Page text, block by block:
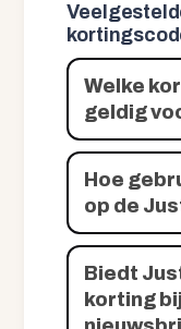
Welke
geldig
Hoe
op de
Biedt
korting